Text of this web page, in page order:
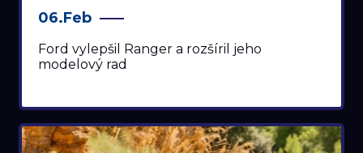
06.Feb
Ford vylepšil Ranger a rozšíril jeho
modelový rad